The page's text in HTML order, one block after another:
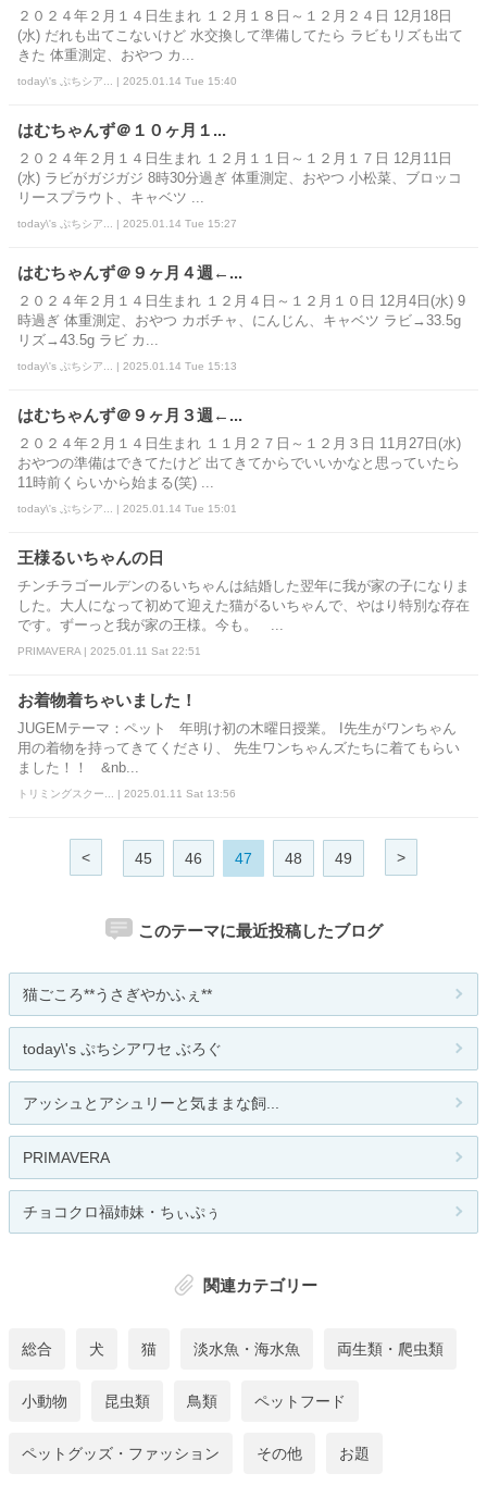
２０２４年２月１４日生まれ １２月１８日～１２月２４日 12月18日
(水) だれも出てこないけど 水交換して準備してたら ラビもリズも出て
きた 体重測定、おやつ カ...
today\'s ぷちシア... | 2025.01.14 Tue 15:40
はむちゃんず＠１０ヶ月１...
２０２４年２月１４日生まれ １２月１１日～１２月１７日 12月11日
(水) ラビがガジガジ 8時30分過ぎ 体重測定、おやつ 小松菜、ブロッコ
リースプラウト、キャベツ ...
today\'s ぷちシア... | 2025.01.14 Tue 15:27
はむちゃんず＠９ヶ月４週←...
２０２４年２月１４日生まれ １２月４日～１２月１０日 12月4日(水) 9
時過ぎ 体重測定、おやつ カボチャ、にんじん、キャベツ ラビ→33.5g
リズ→43.5g ラビ カ...
today\'s ぷちシア... | 2025.01.14 Tue 15:13
はむちゃんず＠９ヶ月３週←...
２０２４年２月１４日生まれ １１月２７日～１２月３日 11月27日(水)
おやつの準備はできてたけど 出てきてからでいいかなと思っていたら
11時前くらいから始まる(笑) ...
today\'s ぷちシア... | 2025.01.14 Tue 15:01
王様るいちゃんの日
チンチラゴールデンのるいちゃんは結婚した翌年に我が家の子になりま
した。大人になって初めて迎えた猫がるいちゃんで、やはり特別な存在
です。ずーっと我が家の王様。今も。 ...
PRIMAVERA | 2025.01.11 Sat 22:51
お着物着ちゃいました！
JUGEMテーマ：ペット 年明け初の木曜日授業。 I先生がワンちゃん
用の着物を持ってきてくださり、 先生ワンちゃんズたちに着てもらい
ました！！ &nb...
トリミングスクー... | 2025.01.11 Sat 13:56
< 45 46 47 48 49 >
このテーマに最近投稿したブログ
猫ごころ**うさぎやかふぇ**
today\'s ぷちシアワセ ぶろぐ
アッシュとアシュリーと気ままな飼...
PRIMAVERA
チョコクロ福姉妹・ちぃぷぅ
関連カテゴリー
総合 犬 猫 淡水魚・海水魚 両生類・爬虫類
小動物 昆虫類 鳥類 ペットフード
ペットグッズ・ファッション その他 お題